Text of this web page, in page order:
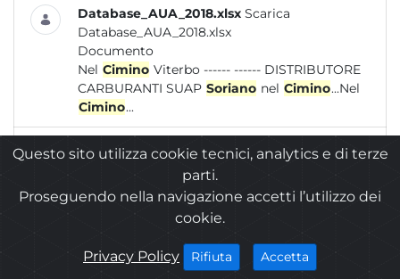
Database_AUA_2018.xlsx Scarica
Database_AUA_2018.xlsx
Documento
Nel Cimino Viterbo ------ ------ DISTRIBUTORE
CARBURANTI SUAP Soriano nel Cimino...Nel
Cimino...
Elenco_siti_2018.xlsx
Scarica
Viterbo In corso PV Eni 17496 Raccordo
Autostradale Orte-Viterbo km 14,9 056048
...Crocetta snc 056048SORIANO
NEL...
Questo sito utilizza cookie tecnici, analytics e di terze
parti.
Proseguendo nella navigazione accetti l’utilizzo dei
cookie.
Privacy Policycookies
Rifiuta i cookiesAccetta